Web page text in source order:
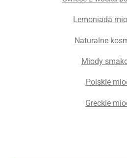
Lemoniada
Naturalne
Miody
Polskie
Greckie